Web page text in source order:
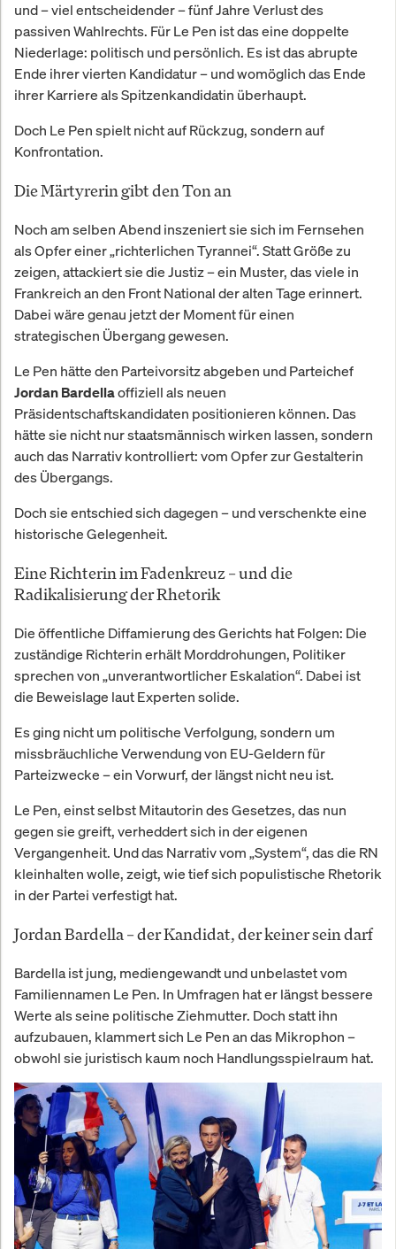
und – viel entscheidender – fünf Jahre Verlust des
passiven Wahlrechts. Für Le Pen ist das eine doppelte
Niederlage: politisch und persönlich. Es ist das abrupte
Ende ihrer vierten Kandidatur – und womöglich das Ende
ihrer Karriere als Spitzenkandidatin überhaupt.
Doch Le Pen spielt nicht auf Rückzug, sondern auf
Konfrontation.
Die Märtyrerin gibt den Ton an
Noch am selben Abend inszeniert sie sich im Fernsehen
als Opfer einer „richterlichen Tyrannei“. Statt Größe zu
zeigen, attackiert sie die Justiz – ein Muster, das viele in
Frankreich an den Front National der alten Tage erinnert.
Dabei wäre genau jetzt der Moment für einen
strategischen Übergang gewesen.
Le Pen hätte den Parteivorsitz abgeben und Parteichef
Jordan Bardellaoffiziell als neuen
Präsidentschaftskandidaten positionieren können. Das
hätte sie nicht nur staatsmännisch wirken lassen, sondern
auch das Narrativ kontrolliert: vom Opfer zur Gestalterin
des Übergangs.
Doch sie entschied sich dagegen – und verschenkte eine
historische Gelegenheit.
Eine Richterin im Fadenkreuz – und die
Radikalisierung der Rhetorik
Die öffentliche Diffamierung des Gerichts hat Folgen: Die
zuständige Richterin erhält Morddrohungen, Politiker
sprechen von „unverantwortlicher Eskalation“. Dabei ist
die Beweislage laut Experten solide.
Es ging nicht um politische Verfolgung, sondern um
missbräuchliche Verwendung von EU-Geldern für
Parteizwecke – ein Vorwurf, der längst nicht neu ist.
Le Pen, einst selbst Mitautorin des Gesetzes, das nun
gegen sie greift, verheddert sich in der eigenen
Vergangenheit. Und das Narrativ vom „System“, das die RN
kleinhalten wolle, zeigt, wie tief sich populistische Rhetorik
in der Partei verfestigt hat.
Jordan Bardella – der Kandidat, der keiner sein darf
Bardella ist jung, mediengewandt und unbelastet vom
Familiennamen Le Pen. In Umfragen hat er längst bessere
Werte als seine politische Ziehmutter. Doch statt ihn
aufzubauen, klammert sich Le Pen an das Mikrophon –
obwohl sie juristisch kaum noch Handlungsspielraum hat.